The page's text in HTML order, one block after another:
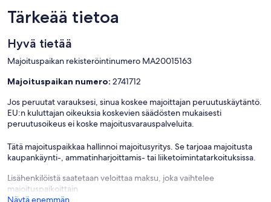
Tärkeää tietoa
Hyvä tietää
Majoituspaikan rekisteröintinumero MA20015163
Majoituspaikan numero: 2741712
Jos peruutat varauksesi, sinua koskee majoittajan peruutuskäytäntö.
EU:n kuluttajan oikeuksia koskevien säädösten mukaisesti
peruutusoikeus ei koske majoitusvarauspalveluita.
Tätä majoituspaikkaa hallinnoi majoitusyritys. Se tarjoaa majoitusta
kaupankäynti-, ammatinharjoittamis- tai liiketoimintatarkoituksissa.
Lisähenkilöistä saatetaan veloittaa maksu, joka vaihtelee
majoituspaikoittain
Näytä enemmän